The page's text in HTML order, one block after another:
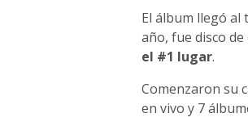
El álbum llegó al
año, fue disco
el #1 lugar.
Comenzaron su
en vivo y 7